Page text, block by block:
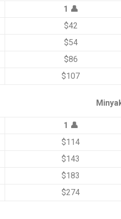
1 👤
$42
$54
$86
$107
1 👤
$114
$143
$183
$274